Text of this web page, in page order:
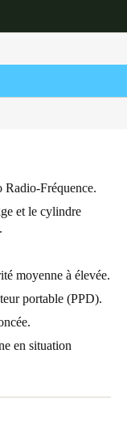
et de langue
par défaut
Radio-Fréquence.
et le cylindre
moyenne à élevée.
portable (PPD).
en situation